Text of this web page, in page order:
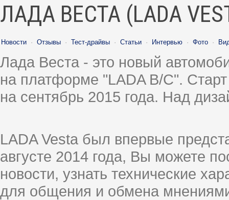
ЛАДА ВЕСТА (LADA
Новости · Отзывы · Тест-драйвы · Статьи · Интервью · Фото ·
Лада Веста - это новый
на платформе "LADA B/C".
на сентябрь 2015 года. Над
LADA Vesta был впервые
августе 2014 года, Вы можете
новости, узнать технические
для общения и обмена